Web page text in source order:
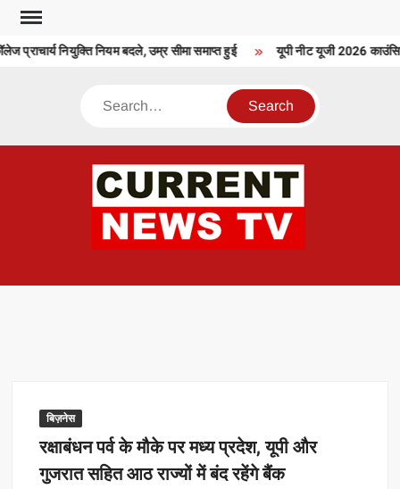
Skip
contentनियुक्ति नियम बदले, उम्र सीमा समाप्त हुई यूपी नीट यूजी 2026
Search
बिज़नेस
रक्षाबंधन पर्व के मौके पर मध्य प्रदेश, यूपी और
गुजरात सहित आठ राज्यों में बंद रहेंगे बैंक